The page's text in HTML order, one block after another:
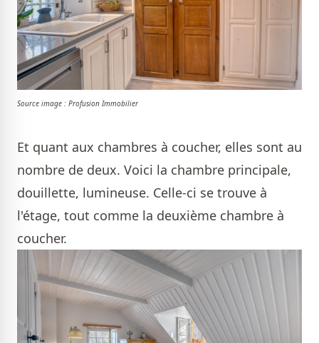
Source image : Profusion Immobilier
Et quant aux chambres à coucher, elles sont au
nombre de deux. Voici la chambre principale,
douillette, lumineuse. Celle-ci se trouve à
l'étage, tout comme la deuxième chambre à
coucher.